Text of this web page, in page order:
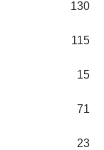
130
115
15
71
23